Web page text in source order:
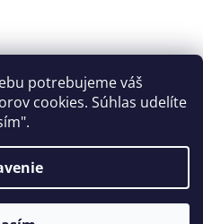
potrebujeme váš
cookies. Súhlas udelíte
V prípade potreby nám
Všetky požiadavky začneme
Shoptet